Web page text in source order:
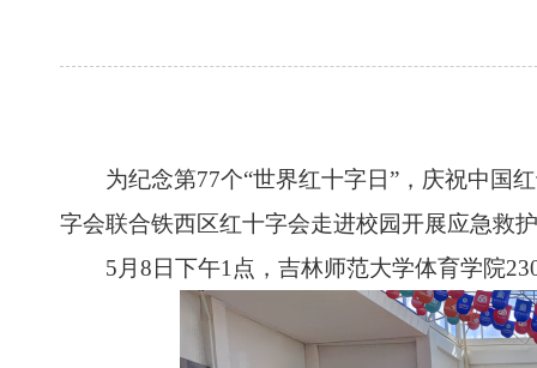
为纪念第77个“世界红十字日”，庆祝中国红
字会联合铁西区红十字会走进校园开展应急救
5月8日下午1点，吉林师范大学体育学院